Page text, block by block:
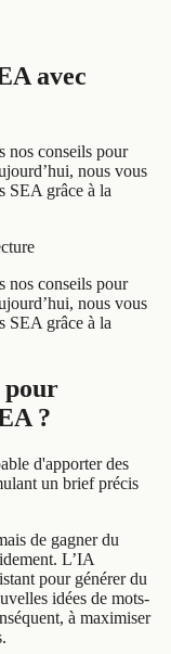
avec
nos conseils pour
nous vous
SEA grâce à la
nos conseils pour
nous vous
SEA grâce à la
pour
?
d'apporter des
un brief précis
de gagner du
L’IA
pour générer du
idées de mots-
à maximiser